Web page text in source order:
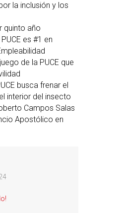
la inclusión y los
quinto año
es #1 en
de la PUCE que
busca frenar el
interior del insecto
Campos Salas
Apostólico en